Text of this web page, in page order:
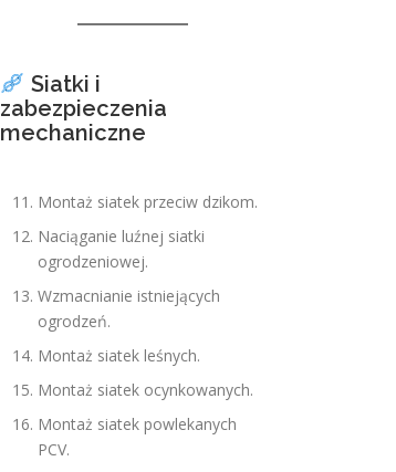
Siatki i
zabezpieczenia
mechaniczne
Montaż siatek przeciw dzikom.
Naciąganie luźnej siatki
ogrodzeniowej.
Wzmacnianie istniejących
ogrodzeń.
Montaż siatek leśnych.
Montaż siatek ocynkowanych.
Montaż siatek powlekanych
PCV.